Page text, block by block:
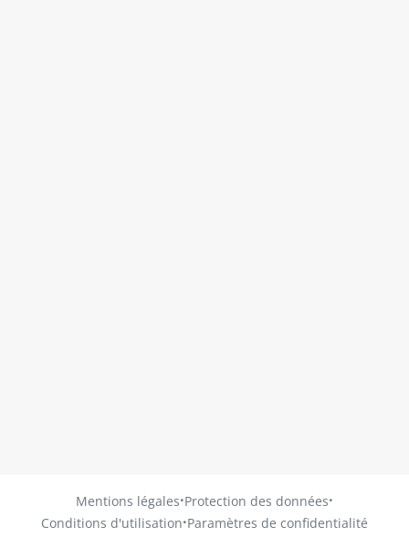
Mentions légales·Protection des données·
Conditions d'utilisation·Paramètres de confidentialité